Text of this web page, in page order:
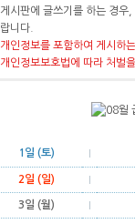
게시판에 글쓰기를 하는 경우
랍니다.
개인정보를 포함하여 게시하
개인정보보호법에 따라 처벌
1일 (토)
2일 (일)
3일 (월)